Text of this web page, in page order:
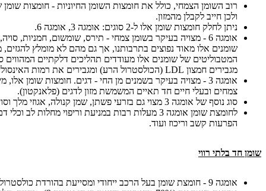
רוב השומן הצמחי, כולל את חומצות השומן החיוניות - חומצות שומן
ולכן חייב לקבלן מהמזון.
ניתן לחלק חומצות שומן אלו ל-2 סוגים: אומגה 3, אומגה 6.
אומגה 6 - מצויה בעיקר בשומן צמחי - תירס, שומשום, חמניות,
שומנים אלו מאוד נפוצים בתרבותנו, אך גם מהם לא מומלץ להגזים,
המטבוליטים של שומנים אלו מעודדים תהליכים דלקתיים המהווים
מגבירים חמצון LDL (הכולסטרול הרע) ומגבירים את רמות האינסולין בדם וקרישיות דם.
אומגה 3 - מצויה בעיקר בשמנים מן החי - דגים. חומצות שומן
צמחים ובעלי חיים חד תאיים המשמשת מזון לדגים (פלאנקטון).
סוג נוסף של אומגה 3 מצוי גם בזרעי פשתן, שמן קנולה, אגוזי מלך וסויה.
לחומצת שומן אומגה 3 מעלות רבות במניעת וריפוי מחלות
הפרעות קשב וריכוז ועוד.
שומן חד בלתי רווי
אומגה 9 - חומצת שומן בעל הרכב ייחודי ומסייעת בהורדת כולסטרול.